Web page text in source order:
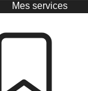
Mes services